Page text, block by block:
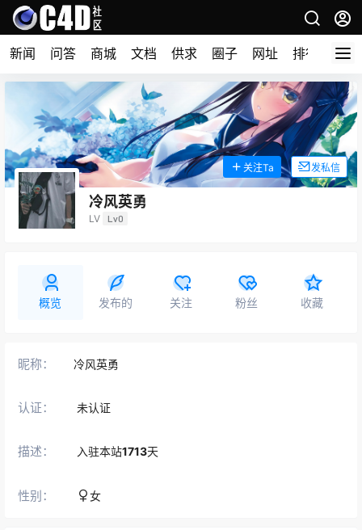
新闻 问答 商城 文档 供求 圈子 网址 排行榜
冷风英勇
LV Lv0
关注Ta 发私信
概览 发布的 关注 粉丝 收藏
昵称： 冷风英勇
认证： 未认证
描述： 入驻本站1713天
性别： 女